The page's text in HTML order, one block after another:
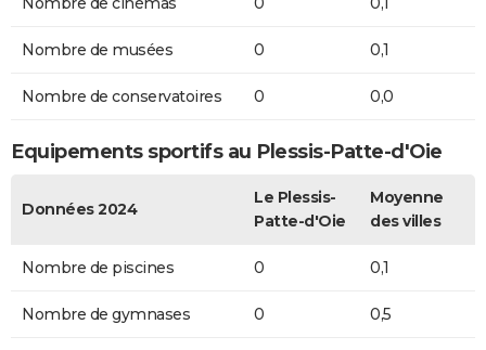
Nombre de musées 0 0,1
Nombre de conservatoires 0 0,0
Equipements sportifs au Plessis-Patte-d'Oie
Données 2024
Le Plessis-
Patte-d'Oie
Moyenne
des villes
Nombre de piscines 0 0,1
Nombre de gymnases 0 0,5